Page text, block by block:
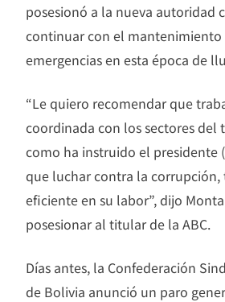
posesionó a la nueva autoridad
continuar con el mantenimiento
emergencias en esta época de
“Le quiero recomendar que
coordinada con los sectores del
como ha instruido el presidente
que luchar contra la corrupción,
eficiente en su labor”, dijo
posesionar al titular de la ABC.
Días antes, la Confederación
de Bolivia anunció un paro